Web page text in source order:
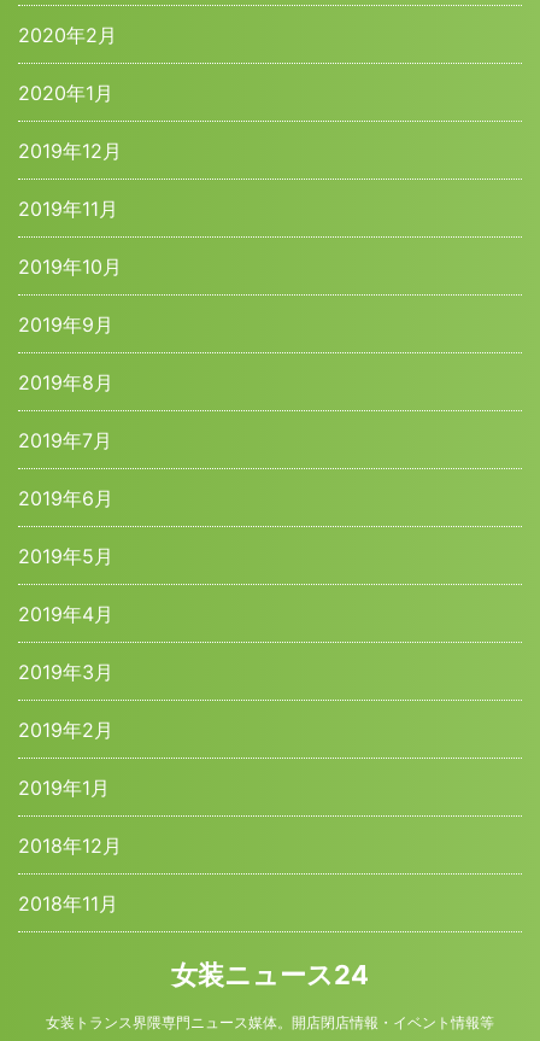
2020年2月
2020年1月
2019年12月
2019年11月
2019年10月
2019年9月
2019年8月
2019年7月
2019年6月
2019年5月
2019年4月
2019年3月
2019年2月
2019年1月
2018年12月
2018年11月
女装ニュース24
女装トランス界隈専門ニュース媒体。開店閉店情報・イベント情報等